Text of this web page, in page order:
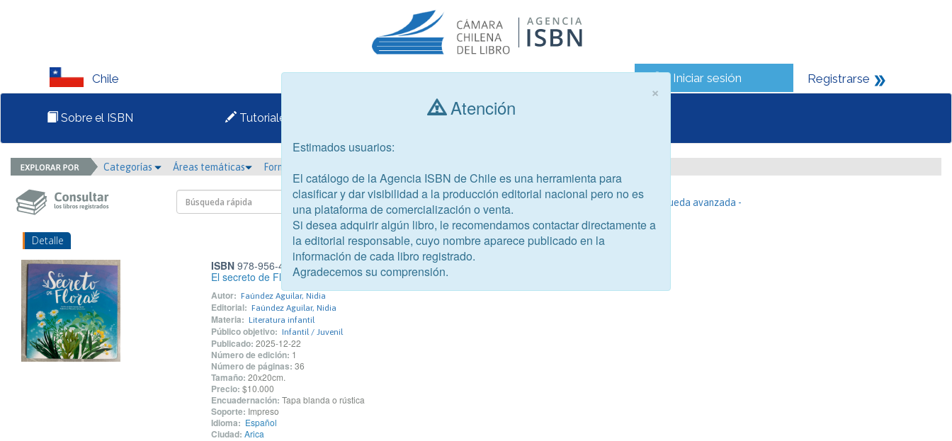
Chile Iniciar sesión Registrarse
Sobre el ISBN Tutoriales Consultar libros
Categorías Áreas temáticas Formato
- Búsqueda avanzada -
Detalle
ISBN978-956-425-253-7
El secreto de Flora
Autor: Faúndez Aguilar, Nidia
Editorial: Faúndez Aguilar, Nidia
Materia: Literatura infantil
Público objetivo: Infantil / Juvenil
Publicado: 2025-12-22
Número de edición: 1
Número de páginas: 36
Tamaño: 20x20cm.
Precio: $10.000
Encuadernación: Tapa blanda o rústica
Soporte: Impreso
Idioma: Español
Ciudad: Arica
×
Atención
Estimados usuarios:
El catálogo de la Agencia ISBN de Chile es una herramienta para
clasificar y dar visibilidad a la producción editorial nacional pero no es
una plataforma de comercialización o venta.
Si desea adquirir algún libro, le recomendamos contactar directamente a
la editorial responsable, cuyo nombre aparece publicado en la
información de cada libro registrado.
Agradecemos su comprensión.